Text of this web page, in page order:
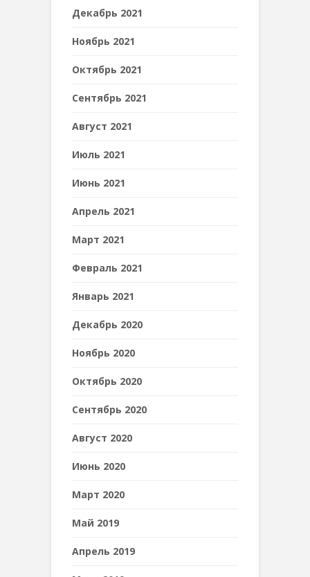
Декабрь 2021
Ноябрь 2021
Октябрь 2021
Сентябрь 2021
Август 2021
Июль 2021
Июнь 2021
Апрель 2021
Март 2021
Февраль 2021
Январь 2021
Декабрь 2020
Ноябрь 2020
Октябрь 2020
Сентябрь 2020
Август 2020
Июнь 2020
Март 2020
Май 2019
Апрель 2019